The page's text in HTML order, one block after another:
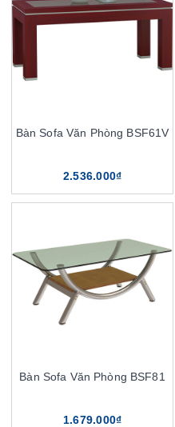
Bàn Sofa Văn Phòng BSF61V
2.536.000₫
Bàn Sofa Văn Phòng BSF81
1.679.000₫